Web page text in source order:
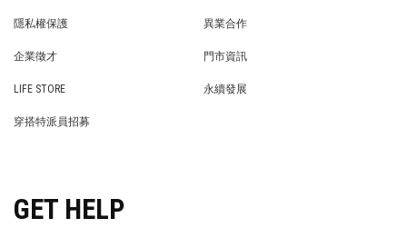
隱私權保護
異業合作
企業徵才
門市資訊
LIFE STORE
永續發展
穿搭特派員招募
GET HELP